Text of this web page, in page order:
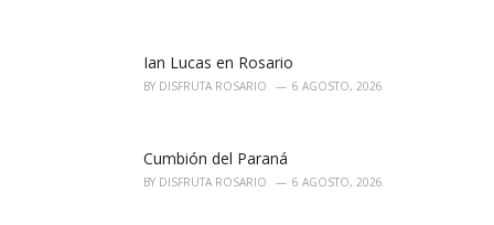
Ian Lucas en Rosario
BY DISFRUTA ROSARIO 6 AGOSTO, 2026
Cumbión del Paraná
BY DISFRUTA ROSARIO 6 AGOSTO, 2026